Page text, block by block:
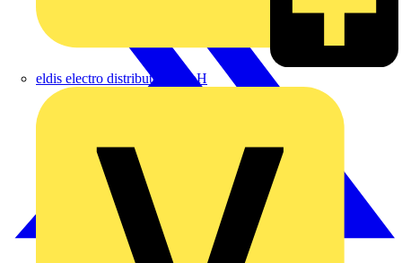
eldis electro distributor GmbH